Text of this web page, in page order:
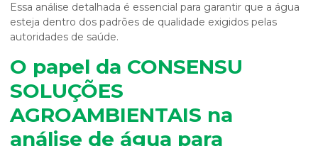
Essa análise detalhada é essencial para garantir que a água
esteja dentro dos padrões de qualidade exigidos pelas
autoridades de saúde.
O papel da CONSENSU
SOLUÇÕES
AGROAMBIENTAIS na
análise de água para